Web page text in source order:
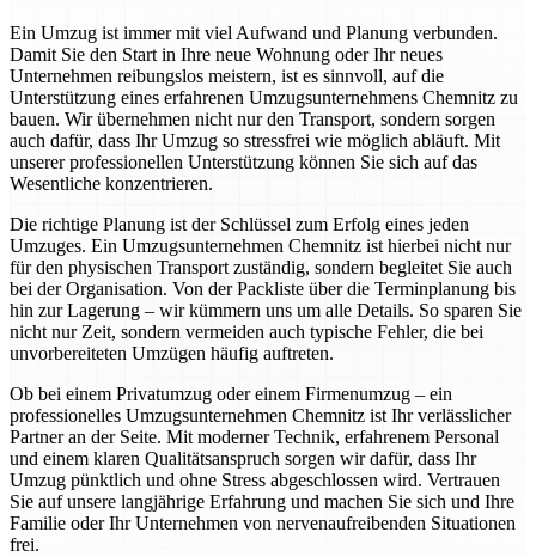
Ein Umzug ist immer mit viel Aufwand und Planung verbunden.
Damit Sie den Start in Ihre neue Wohnung oder Ihr neues
Unternehmen reibungslos meistern, ist es sinnvoll, auf die
Unterstützung eines erfahrenen Umzugsunternehmens Chemnitz zu
bauen. Wir übernehmen nicht nur den Transport, sondern sorgen
auch dafür, dass Ihr Umzug so stressfrei wie möglich abläuft. Mit
unserer professionellen Unterstützung können Sie sich auf das
Wesentliche konzentrieren.
Die richtige Planung ist der Schlüssel zum Erfolg eines jeden
Umzuges. Ein Umzugsunternehmen Chemnitz ist hierbei nicht nur
für den physischen Transport zuständig, sondern begleitet Sie auch
bei der Organisation. Von der Packliste über die Terminplanung bis
hin zur Lagerung – wir kümmern uns um alle Details. So sparen Sie
nicht nur Zeit, sondern vermeiden auch typische Fehler, die bei
unvorbereiteten Umzügen häufig auftreten.
Ob bei einem Privatumzug oder einem Firmenumzug – ein
professionelles Umzugsunternehmen Chemnitz ist Ihr verlässlicher
Partner an der Seite. Mit moderner Technik, erfahrenem Personal
und einem klaren Qualitätsanspruch sorgen wir dafür, dass Ihr
Umzug pünktlich und ohne Stress abgeschlossen wird. Vertrauen
Sie auf unsere langjährige Erfahrung und machen Sie sich und Ihre
Familie oder Ihr Unternehmen von nervenaufreibenden Situationen
frei.